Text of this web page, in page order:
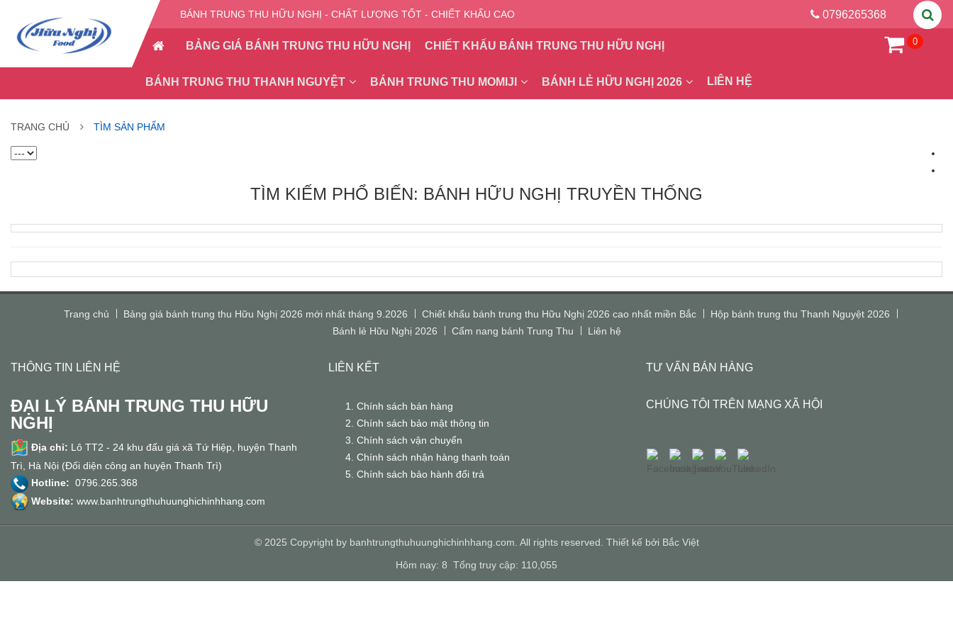
0796265368
BÁNH TRUNG THU HỮU NGHỊ - CHẤT LƯỢNG TỐT - CHIẾT KHẤU CAO
BẢNG GIÁ BÁNH TRUNG THU HỮU NGHỊ CHIẾT KHẤU BÁNH TRUNG THU HỮU NGHỊ
BÁNH TRUNG THU THANH NGUYỆT BÁNH TRUNG THU MOMIJI BÁNH LẺ HỮU NGHỊ 2026 LIÊN HỆ
0
TRANG CHỦ TÌM SẢN PHẨM
TÌM KIẾM PHỔ BIẾN: BÁNH HỮU NGHỊ TRUYỀN THỐNG
Trang chủ Bảng giá bánh trung thu Hữu Nghị 2026 mới nhất tháng 9.2026 Chiết khấu bánh trung thu Hữu Nghị 2026 cao nhất miền Bắc
Hộp bánh trung thu Thanh Nguyệt 2026
Bánh lẻ Hữu Nghị 2026
Cẩm nang bánh Trung Thu Liên hệ
THÔNG TIN LIÊN HỆ
ĐẠI LÝ BÁNH TRUNG THU HỮU
NGHỊ
Địa chỉ: Lô TT2 - 24 khu đấu giá xã Tứ Hiệp, huyện Thanh
Trì, Hà Nội (Đối diện công an huyện Thanh Trì)
Hotline: 0796.265.368
Website: www.banhtrungthuhuunghichinhhang.com
LIÊN KẾT
Chính sách bán hàng
Chính sách bảo mật thông tin
Chính sách vận chuyển
Chính sách nhận hàng thanh toán
Chính sách bảo hành đổi trả
TƯ VẤN BÁN HÀNG
CHÚNG TÔI TRÊN MẠNG XÃ HỘI
© 2025 Copyright by banhtrungthuhuunghichinhhang.com. All rights reserved. Thiết kế bởi Bắc Việt
Hôm nay: 8 Tổng truy cập: 110,055